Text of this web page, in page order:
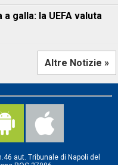
galla: la UEFA valuta
Altre Notizie »
aut. Tribunale di Napoli del